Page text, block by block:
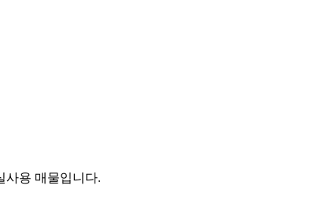
사용 매물입니다.